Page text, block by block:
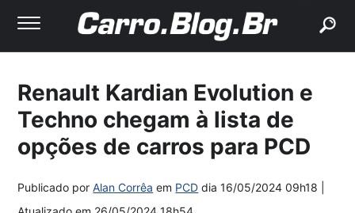
Renault Kardian Evolution e
Techno chegam à lista de
opções de carros para PCD
Publicado porAlan Corrêa em PCD dia16/05/2024 09h18